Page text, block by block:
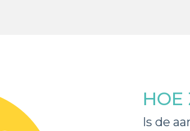
HOE
Is de